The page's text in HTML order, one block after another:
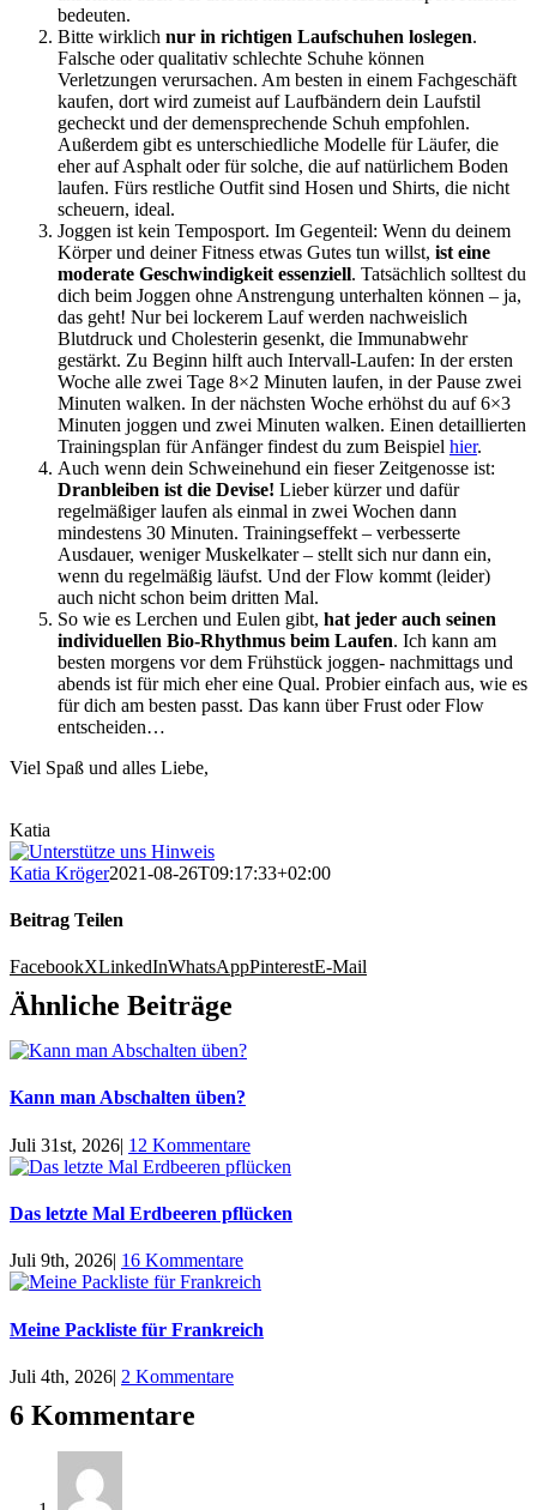
bedeuten.
Bitte wirklich nur in richtigen Laufschuhen loslegen.
Falsche oder qualitativ schlechte Schuhe können
Verletzungen verursachen. Am besten in einem Fachgeschäft
kaufen, dort wird zumeist auf Laufbändern dein Laufstil
gecheckt und der demensprechende Schuh empfohlen.
Außerdem gibt es unterschiedliche Modelle für Läufer, die
eher auf Asphalt oder für solche, die auf natürlichem Boden
laufen. Fürs restliche Outfit sind Hosen und Shirts, die nicht
scheuern, ideal.
Joggen ist kein Temposport. Im Gegenteil: Wenn du deinem
Körper und deiner Fitness etwas Gutes tun willst, ist eine
moderate Geschwindigkeit essenziell. Tatsächlich solltest du
dich beim Joggen ohne Anstrengung unterhalten können – ja,
das geht! Nur bei lockerem Lauf werden nachweislich
Blutdruck und Cholesterin gesenkt, die Immunabwehr
gestärkt. Zu Beginn hilft auch Intervall-Laufen: In der ersten
Woche alle zwei Tage 8×2 Minuten laufen, in der Pause zwei
Minuten walken. In der nächsten Woche erhöhst du auf 6×3
Minuten joggen und zwei Minuten walken. Einen detaillierten
Trainingsplan für Anfänger findest du zum Beispiel hier.
Auch wenn dein Schweinehund ein fieser Zeitgenosse ist:
Dranbleiben ist die Devise! Lieber kürzer und dafür
regelmäßiger laufen als einmal in zwei Wochen dann
mindestens 30 Minuten. Trainingseffekt – verbesserte
Ausdauer, weniger Muskelkater – stellt sich nur dann ein,
wenn du regelmäßig läufst. Und der Flow kommt (leider)
auch nicht schon beim dritten Mal.
So wie es Lerchen und Eulen gibt, hat jeder auch seinen
individuellen Bio-Rhythmus beim Laufen. Ich kann am
besten morgens vor dem Frühstück joggen- nachmittags und
abends ist für mich eher eine Qual. Probier einfach aus, wie es
für dich am besten passt. Das kann über Frust oder Flow
entscheiden…
Viel Spaß und alles Liebe,
Katia
Katia Kröger2021-08-26T09:17:33+02:00
Beitrag Teilen
FacebookXLinkedInWhatsAppPinterestE-Mail
Ähnliche Beiträge
Kann man Abschalten üben?
Juli 31st, 2026| 12 Kommentare
Das letzte Mal Erdbeeren pflücken
Juli 9th, 2026| 16 Kommentare
Meine Packliste für Frankreich
Juli 4th, 2026| 2 Kommentare
6 Kommentare